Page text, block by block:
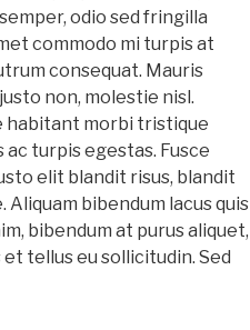
odio sed fringilla
commodo mi turpis at
consequat. Mauris
non, molestie nisl.
habitant morbi tristique
turpis egestas. Fusce
elit blandit risus, blandit
Aliquam bibendum lacus quis
bibendum at purus aliquet,
tellus eu sollicitudin. Sed